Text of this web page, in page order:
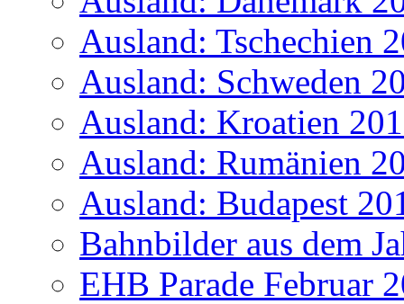
Ausland: Tschechien
Ausland: Schweden
Ausland: Kroatien
Ausland: Rumänien
Ausland: Budapest
Bahnbilder aus dem
EHB Parade Februar